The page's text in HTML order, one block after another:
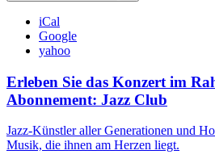
iCal
Google
yahoo
Erleben Sie das Konzert im
Abonnement: Jazz Club
Jazz-Künstler aller Generationen und
Musik, die ihnen am Herzen liegt.